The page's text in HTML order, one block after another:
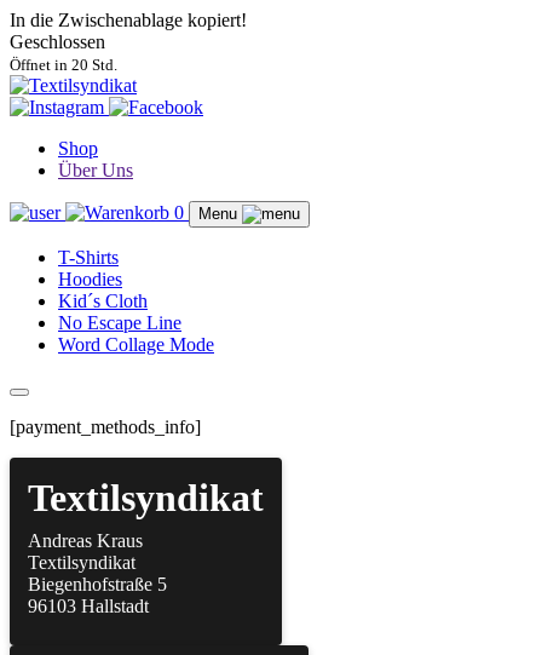
In die Zwischenablage kopiert!
Geschlossen
Öffnet in 20 Std.
Shop
Über Uns
0 Menu
T-Shirts
Hoodies
Kid´s Cloth
No Escape Line
Word Collage Mode
[payment_methods_info]
Textilsyndikat
Andreas Kraus
Textilsyndikat
Biegenhofstraße 5
96103 Hallstadt